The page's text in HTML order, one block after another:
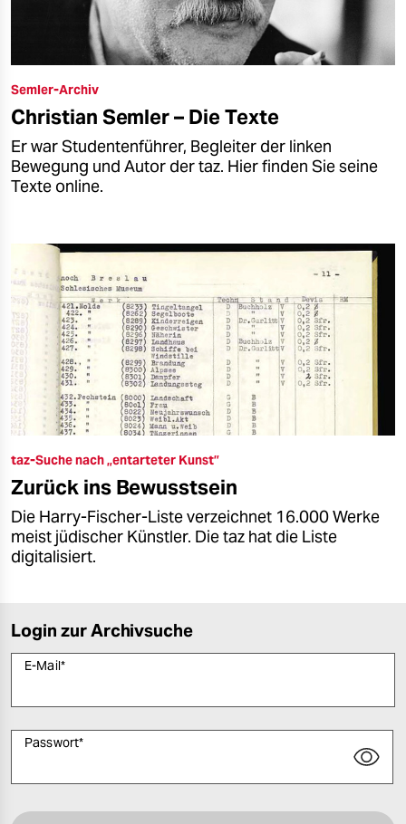
Semler-Archiv
Christian Semler – Die Texte
Er war Studentenführer, Begleiter der linken
Bewegung und Autor der taz. Hier finden Sie seine
Texte online.
taz-Suche nach „entarteter Kunst”
Zurück ins Bewusstsein
Die Harry-Fischer-Liste verzeichnet 16.000 Werke
meist jüdischer Künstler. Die taz hat die Liste
digitalisiert.
Login zur Archivsuche
E-Mail*
Passwort*